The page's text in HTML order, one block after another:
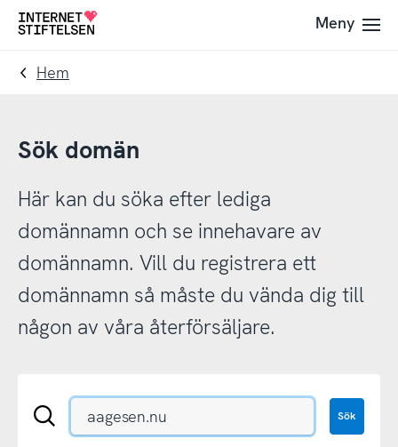
Till
navigering
Till
innehåll
Till
Meny
Hem
Sök domän
Här kan du söka efter lediga
domännamn och se innehavare av
domännamn. Vill du registrera ett
domännamn så måste du vända dig till
någon av våra återförsäljare.
Sök
Sök